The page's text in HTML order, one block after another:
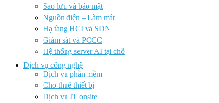
Sao lưu và bảo mật
Nguồn điện – Làm mát
Hạ tầng HCI và SDN
Giám sát và PCCC
Hệ thống server AI tại chỗ
Dịch vụ công nghệ
Dịch vụ phần mềm
Cho thuê thiết bị
Dịch vụ IT onsite